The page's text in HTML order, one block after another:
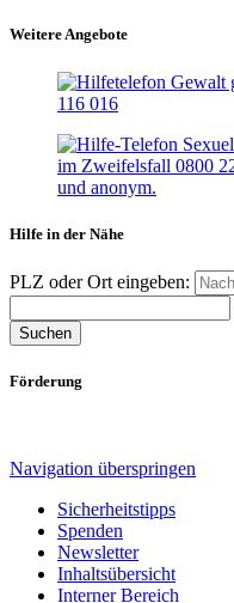
Weitere Angebote
Hilfe in der Nähe
PLZ oder Ort eingeben:
Suchen
Förderung
Navigation überspringen
Sicherheitstipps
Spenden
Newsletter
Inhaltsübersicht
Interner Bereich